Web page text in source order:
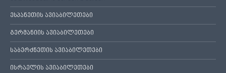
ესპანეთის ავიაბილეთები
გერმანიის ავიაბილეთები
საბერძნეთის ავიაბილეთები
ისრაელის ავიაბილეთები